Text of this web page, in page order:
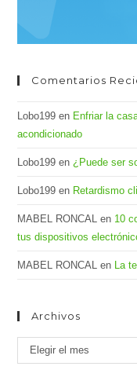
Comentarios
Lobo199 en Enfriar la
acondicionado
Lobo199 en ¿Puede ser
Lobo199 en Retardismo
MABEL RONCAL en 10
tus dispositivos
MABEL RONCAL en La
Archivos
Archivos
Elegir el mes